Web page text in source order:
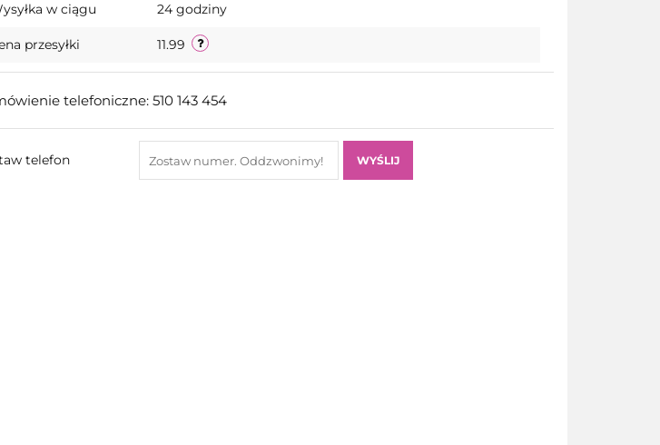
w ciągu 24 godziny
przesyłki 11.99
telefoniczne: 510 143 454
telefon WYŚLIJ